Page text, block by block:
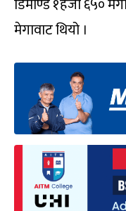
डिमाण्ड १हजा ६५०
मेगावाटथियो ।